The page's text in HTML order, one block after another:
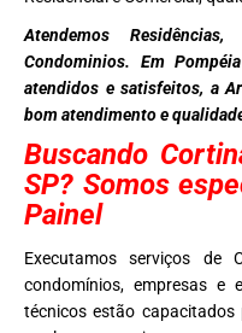
Atendemos
Condominios. Em
atendidos e satisfeitos, a
bom atendimento e
Buscando
SP? Somos
Painel
Executamos serviços de
condomínios, empresas e
técnicos estão